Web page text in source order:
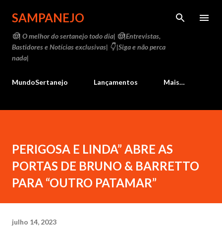
Pular para o conteúdo principal
SAMPANEJO
🤠| O melhor do sertanejo todo dia| 🤠|Entrevistas,
Bastidores e Notícias exclusivas| 👇 |Siga e não perca
nada|
MundoSertanejo Lançamentos Mais…
PERIGOSA E LINDA” ABRE AS
PORTAS DE BRUNO & BARRETTO
PARA “OUTRO PATAMAR”
julho 14, 2023